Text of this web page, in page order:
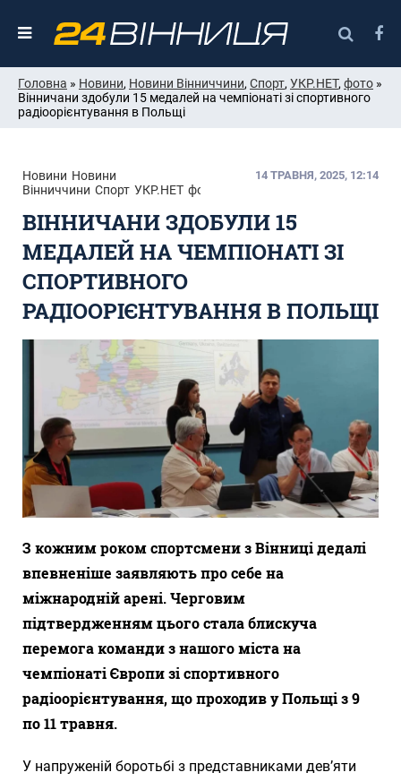
Головна » Новини, Новини Вінниччини, Спорт, УКР.НЕТ, фото »
Вінничани здобули 15 медалей на чемпіонаті зі спортивного
радіоорієнтування в Польщі
Новини Новини
Вінниччини Спорт УКР.НЕТ фото
14 ТРАВНЯ, 2025, 12:14
ВІННИЧАНИ ЗДОБУЛИ 15
МЕДАЛЕЙ НА ЧЕМПІОНАТІ ЗІ
СПОРТИВНОГО
РАДІООРІЄНТУВАННЯ В ПОЛЬЩІ
З кожним роком спортсмени з Вінниці дедалі
впевненіше заявляють про себе на
міжнародній арені. Черговим
підтвердженням цього стала блискуча
перемога команди з нашого міста на
чемпіонаті Європи зі спортивного
радіоорієнтування, що проходив у Польщі з 9
по 11 травня.
У напруженій боротьбі з представниками дев’яти